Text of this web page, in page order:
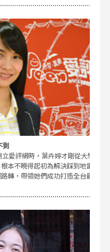
到
愛評網時，葉卉婷才剛從大學
本不曉得起初為解決踩到地雷
轉，帶領她們成功打造全台最